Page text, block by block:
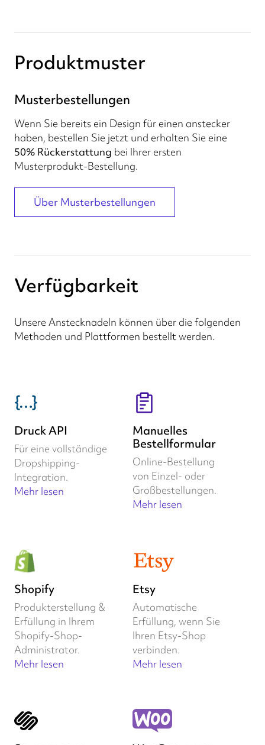
Produktmuster
Musterbestellungen
Wenn Sie bereits ein Design für einen anstecker
haben, bestellen Sie jetzt und erhalten Sie eine
50% Rückerstattung bei Ihrer ersten
Musterprodukt-Bestellung.
Über Musterbestellungen
Verfügbarkeit
Unsere Anstecknadeln können über die folgenden
Methoden und Plattformen bestellt werden.
Druck API
Für eine vollständige
Dropshipping-
Integration.
Mehr lesen
Manuelles
Bestellformular
Online-Bestellung
von Einzel- oder
Großbestellungen.
Mehr lesen
Shopify
Produkterstellung &
Erfüllung in Ihrem
Shopify-Shop-
Administrator.
Mehr lesen
Etsy
Automatische
Erfüllung, wenn Sie
Ihren Etsy-Shop
verbinden.
Mehr lesen